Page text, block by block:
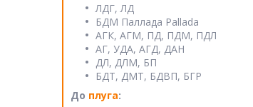
ЛДГ, ЛД
БДМ Паллада Pallada
АГК, АГМ, ПД, ПДМ, ПДЛ
АГ, УДА, АГД, ДАН
ДЛ, ДЛМ, БП
БДТ, ДМТ, БДВП, БГР
До плуга: